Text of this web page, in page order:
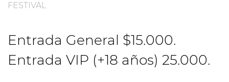
FESTIVAL
Entrada General $15.000.
Entrada VIP (+18 años) 25.000.